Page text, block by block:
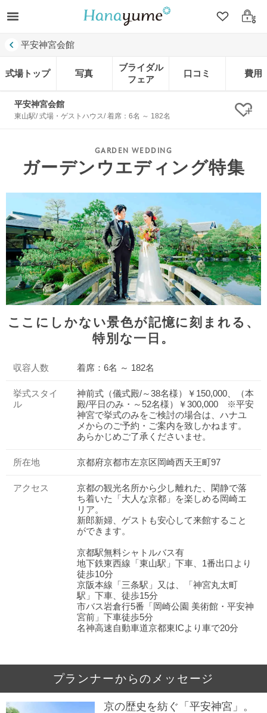
クリップ
ログ
平安神宮会館
式場トップ 写真
ブライダル
フェア
口コミ 費用
平安神宮会館
東山駅/ 式場・ゲストハウス/ 着席：6名 ～ 182名 ク
ガーデンウエディング特集
ここにしかない景色が記憶に刻まれる、
特別な一日。
収容人数 着席：6名 ～ 182名
挙式スタイ
ル
神前式（儀式殿/～38名様）￥150,000、（本
殿/平日のみ・～52名様）￥300,000 ※平安
神宮で挙式のみをご検討の場合は、ハナユ
メからのご予約・ご案内を致しかねます。
あらかじめご了承くださいませ。
所在地 京都府京都市左京区岡崎西天王町97
アクセス
京都の観光名所から少し離れた、閑静で落
ち着いた「大人な京都」を楽しめる岡崎エ
リア。
新郎新婦、ゲストも安心して来館すること
ができます。
京都駅無料シャトルバス有
地下鉄東西線「東山駅」下車、1番出口より
徒歩10分
京阪本線「三条駅」又は、「神宮丸太町
駅」下車、徒歩15分
市バス岩倉行5番「岡崎公園 美術館・平安神
宮前」下車徒歩5分
名神高速自動車道京都東ICより車で20分
プランナーからのメッセージ
京の歴史を紡ぐ「平安神宮」。